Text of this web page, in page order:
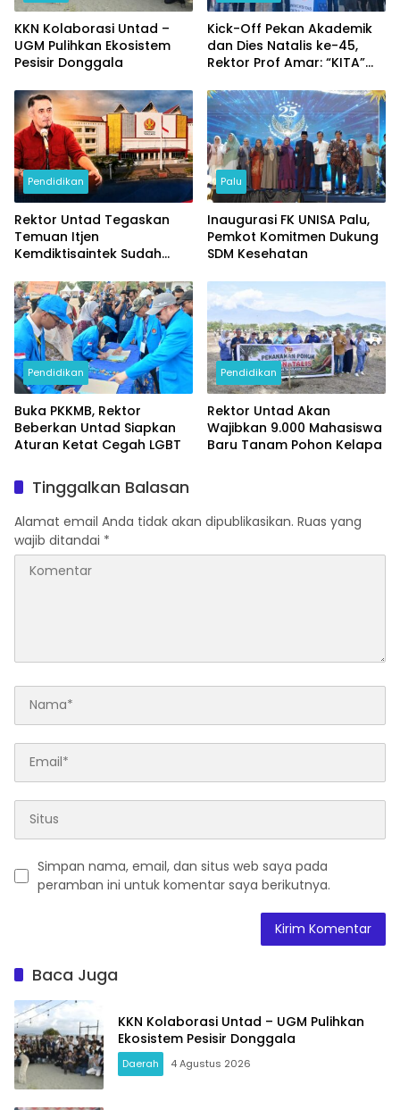
KKN Kolaborasi Untad –
UGM Pulihkan Ekosistem
Pesisir Donggala
Kick-Off Pekan Akademik
dan Dies Natalis ke-45,
Rektor Prof Amar: “KITA”
Pendidikan
Rektor Untad Tegaskan
Temuan Itjen
Kemdiktisaintek Sudah
Palu
Inaugurasi FK UNISA Palu,
Pemkot Komitmen Dukung
SDM Kesehatan
Pendidikan
Buka PKKMB, Rektor
Beberkan Untad Siapkan
Aturan Ketat Cegah LGBT
Pendidikan
Rektor Untad Akan
Wajibkan 9.000 Mahasiswa
Baru Tanam Pohon Kelapa
Tinggalkan Balasan
Alamat email Anda tidak akan dipublikasikan. Ruas yang
wajib ditandai *
Simpan nama, email, dan situs web saya pada
peramban ini untuk komentar saya berikutnya.
Baca Juga
KKN Kolaborasi Untad – UGM Pulihkan
Ekosistem Pesisir Donggala
Daerah 4 Agustus 2026